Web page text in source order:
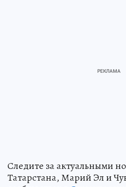
Следите за актуальными
Татарстана, Марий Эл и